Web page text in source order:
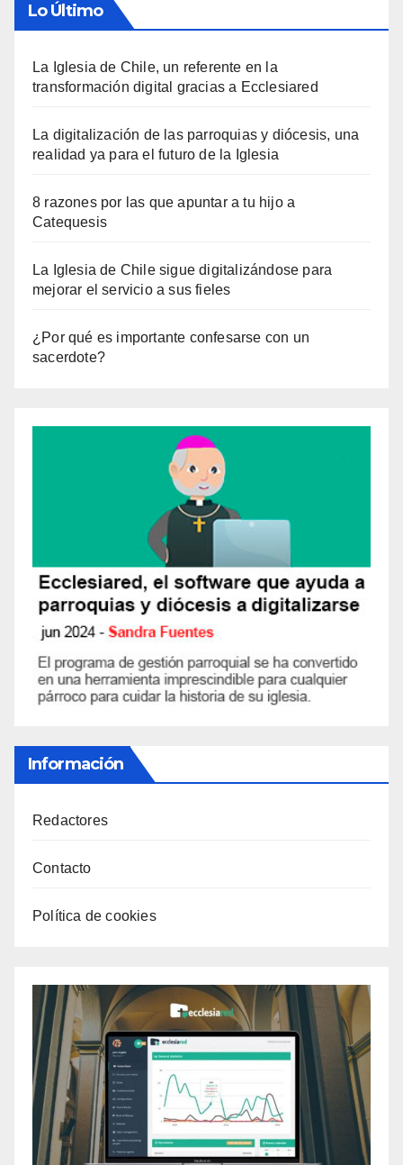
Lo Último
La Iglesia de Chile, un referente en la
transformación digital gracias a Ecclesiared
La digitalización de las parroquias y diócesis, una
realidad ya para el futuro de la Iglesia
8 razones por las que apuntar a tu hijo a
Catequesis
La Iglesia de Chile sigue digitalizándose para
mejorar el servicio a sus fieles
¿Por qué es importante confesarse con un
sacerdote?
Información
Redactores
Contacto
Política de cookies